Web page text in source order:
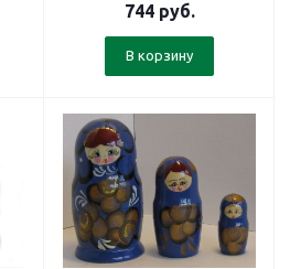
744руб.
В корзину